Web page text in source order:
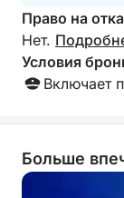
от
Удобные
путешествие
Этот круиз
исследовать
Право на
Нет.
Условия
Включает
Больше